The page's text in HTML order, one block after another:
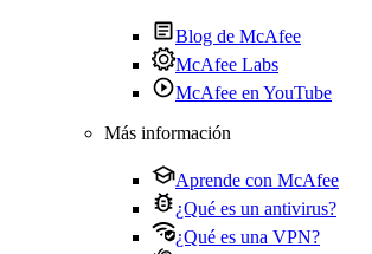
Blog de McAfee
McAfee Labs
McAfee en YouTube
Más información
Aprende con McAfee
¿Qué es un antivirus?
¿Qué es una VPN?